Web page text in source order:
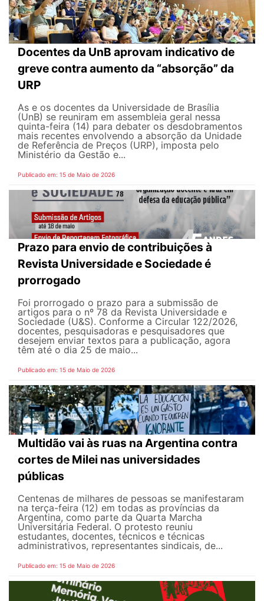
Docentes da UnB aprovam indicativo de
greve contra aumento da “absorção” da
URP
As e os docentes da Universidade de Brasília
(UnB) se reuniram em assembleia geral nessa
quinta-feira (14) para debater os desdobramentos
mais recentes envolvendo a absorção da Unidade
de Referência de Preços (URP), imposta pelo
Ministério da Gestão e...
Publicado em: 15 de Maio de 2026
Prazo para envio de contribuições à
Revista Universidade e Sociedade é
prorrogado
Foi prorrogado o prazo para a submissão de
artigos para o nº 78 da Revista Universidade e
Sociedade (U&S). Conforme a Circular 122/2026,
docentes, pesquisadoras e pesquisadores que
desejem enviar textos para a publicação, agora
têm até o dia 25 de maio...
Publicado em: 15 de Maio de 2026
Multidão vai às ruas na Argentina contra
cortes de Milei nas universidades
públicas
Centenas de milhares de pessoas se manifestaram
na terça-feira (12) em todas as províncias da
Argentina, como parte da Quarta Marcha
Universitária Federal. O protesto reuniu
estudantes, docentes, técnicos e técnicas
administrativos, representantes sindicais, de...
Publicado em: 15 de Maio de 2026